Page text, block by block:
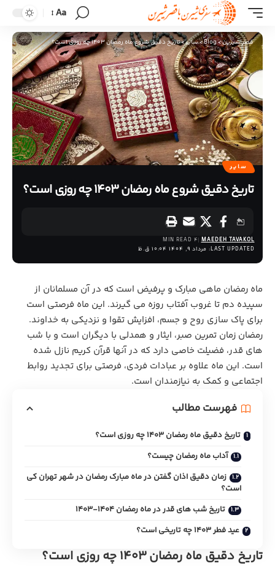
Aa
قصر شیرین>
Blog
>سایر>تاریخ دقیق شروع ماه رمضان ۱۴۰۳ چه روزی است؟
سایر
تاریخ دقیق شروع ماه رمضان ۱۴۰۳ چه روزی است؟
LAST UPDATED: مرداد 9, 1404 10:04 ق.ظ
MAEDEH TAVAKOL
4 MIN READ
ماه رمضان ماهی مبارک و پرفیض است که در آن مسلمانان از
سپیده ‌دم تا غروب آفتاب روزه می ‌گیرند. این ماه فرصتی است
برای پاک ‌سازی روح و جسم، افزایش تقوا و نزدیکی به خداوند.
رمضان زمان تمرین صبر، ایثار و همدلی با دیگران است و با شب‌
های قدر، فضیلت خاصی دارد که در آنها قرآن کریم نازل شده
است. این ماه علاوه بر عبادات فردی، فرصتی برای تجدید روابط
اجتماعی و کمک به نیازمندان است.
فهرست مطالب
تاریخ دقیق ماه رمضان ۱۴۰۳ چه روزی است؟
آداب ماه رمضان چیست؟
زمان دقیق اذان گفتن در ماه مبارک رمضان در شهر تهران کی
است؟
تاریخ شب های قدر در ماه رمضان ۱۴۰۴-۱۴۰۳
عید فطر ۱۴۰۳ چه تاریخی است؟
تاریخ دقیق ماه رمضان ۱۴۰۳ چه روزی است؟